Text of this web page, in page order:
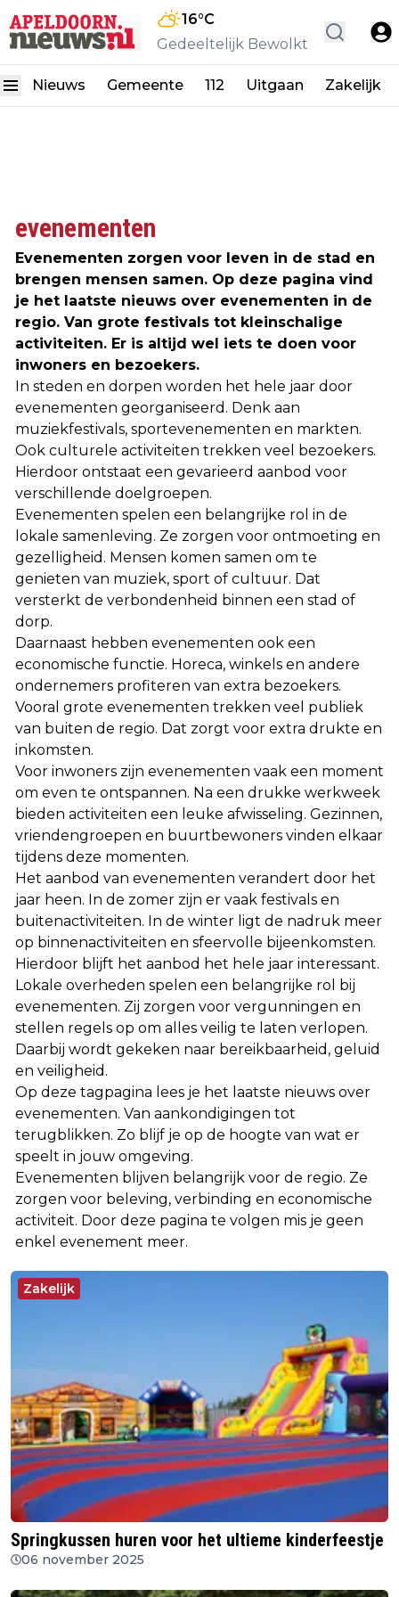
16°C
Gedeeltelijk Bewolkt
Nieuws Gemeente 112 Uitgaan Zakelijk
evenementen
Evenementen zorgen voor leven in de stad en
brengen mensen samen. Op deze pagina vind
je het laatste nieuws over evenementen in de
regio. Van grote festivals tot kleinschalige
activiteiten. Er is altijd wel iets te doen voor
inwoners en bezoekers.
In steden en dorpen worden het hele jaar door
evenementen georganiseerd. Denk aan
muziekfestivals, sportevenementen en markten.
Ook culturele activiteiten trekken veel bezoekers.
Hierdoor ontstaat een gevarieerd aanbod voor
verschillende doelgroepen.
Evenementen spelen een belangrijke rol in de
lokale samenleving. Ze zorgen voor ontmoeting en
gezelligheid. Mensen komen samen om te
genieten van muziek, sport of cultuur. Dat
versterkt de verbondenheid binnen een stad of
dorp.
Daarnaast hebben evenementen ook een
economische functie. Horeca, winkels en andere
ondernemers profiteren van extra bezoekers.
Vooral grote evenementen trekken veel publiek
van buiten de regio. Dat zorgt voor extra drukte en
inkomsten.
Voor inwoners zijn evenementen vaak een moment
om even te ontspannen. Na een drukke werkweek
bieden activiteiten een leuke afwisseling. Gezinnen,
vriendengroepen en buurtbewoners vinden elkaar
tijdens deze momenten.
Het aanbod van evenementen verandert door het
jaar heen. In de zomer zijn er vaak festivals en
buitenactiviteiten. In de winter ligt de nadruk meer
op binnenactiviteiten en sfeervolle bijeenkomsten.
Hierdoor blijft het aanbod het hele jaar interessant.
Lokale overheden spelen een belangrijke rol bij
evenementen. Zij zorgen voor vergunningen en
stellen regels op om alles veilig te laten verlopen.
Daarbij wordt gekeken naar bereikbaarheid, geluid
en veiligheid.
Op deze tagpagina lees je het laatste nieuws over
evenementen. Van aankondigingen tot
terugblikken. Zo blijf je op de hoogte van wat er
speelt in jouw omgeving.
Evenementen blijven belangrijk voor de regio. Ze
zorgen voor beleving, verbinding en economische
activiteit. Door deze pagina te volgen mis je geen
enkel evenement meer.
Zakelijk
Springkussen huren voor het ultieme kinderfeestje
06 november 2025